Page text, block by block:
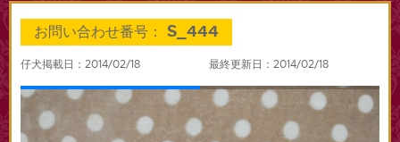
お問い合わせ番号： S_444
仔犬掲載日：2014/02/18 最終更新日：2014/02/18